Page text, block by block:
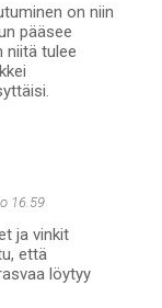
on niin
pääsee
niitä tulee
16.59
ja vinkit
että
löytyy